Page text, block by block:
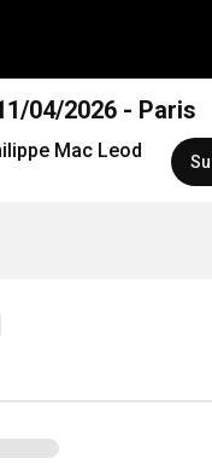
04/2026 - Paris
Mac Leod